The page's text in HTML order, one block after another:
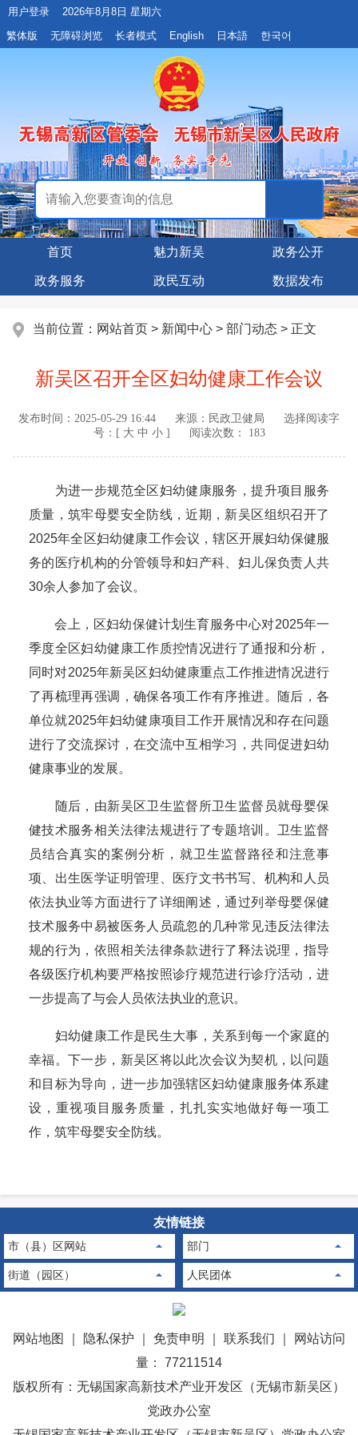
用户登录
2026年8月8日 星期六
繁体版
无障碍浏览 长者模式 English 日本語 한국어
首页 魅力新吴 政务公开
政务服务 政民互动 数据发布
当前位置： 网站首页 > 新闻中心 > 部门动态 > 正文
新吴区召开全区妇幼健康工作会议
发布时间： 2025-05-29 16:44 来源： 民政卫健局
选择阅读字
号：[ 大 中 小] 阅读次数： 183
为进一步规范全区妇幼健康服务，提升项目服务
质量，筑牢母婴安全防线，近期，新吴区组织召开了
2025年全区妇幼健康工作会议，辖区开展妇幼保健服
务的医疗机构的分管领导和妇产科、妇儿保负责人共
30余人参加了会议。
会上，区妇幼保健计划生育服务中心对2025年一
季度全区妇幼健康工作质控情况进行了通报和分析，
同时对2025年新吴区妇幼健康重点工作推进情况进行
了再梳理再强调，确保各项工作有序推进。随后，各
单位就2025年妇幼健康项目工作开展情况和存在问题
进行了交流探讨，在交流中互相学习，共同促进妇幼
健康事业的发展。
随后，由新吴区卫生监督所卫生监督员就母婴保
健技术服务相关法律法规进行了专题培训。卫生监督
员结合真实的案例分析，就卫生监督路径和注意事
项、出生医学证明管理、医疗文书书写、机构和人员
依法执业等方面进行了详细阐述，通过列举母婴保健
技术服务中易被医务人员疏忽的几种常见违反法律法
规的行为，依照相关法律条款进行了释法说理，指导
各级医疗机构要严格按照诊疗规范进行诊疗活动，进
一步提高了与会人员依法执业的意识。
妇幼健康工作是民生大事，关系到每一个家庭的
幸福。下一步，新吴区将以此次会议为契机，以问题
和目标为导向，进一步加强辖区妇幼健康服务体系建
设，重视项目服务质量，扎扎实实地做好每一项工
作，筑牢母婴安全防线。
友情链接
市（县）区网站 部门
街道（园区） 人民团体
网站地图 隐私保护 免责申明 联系我们
网站访问
量： 77211514
版权所有：无锡国家高新技术产业开发区（无锡市新吴区）
党政办公室